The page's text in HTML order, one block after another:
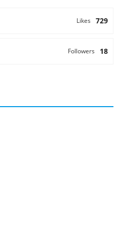
729
Likes
18
Followers